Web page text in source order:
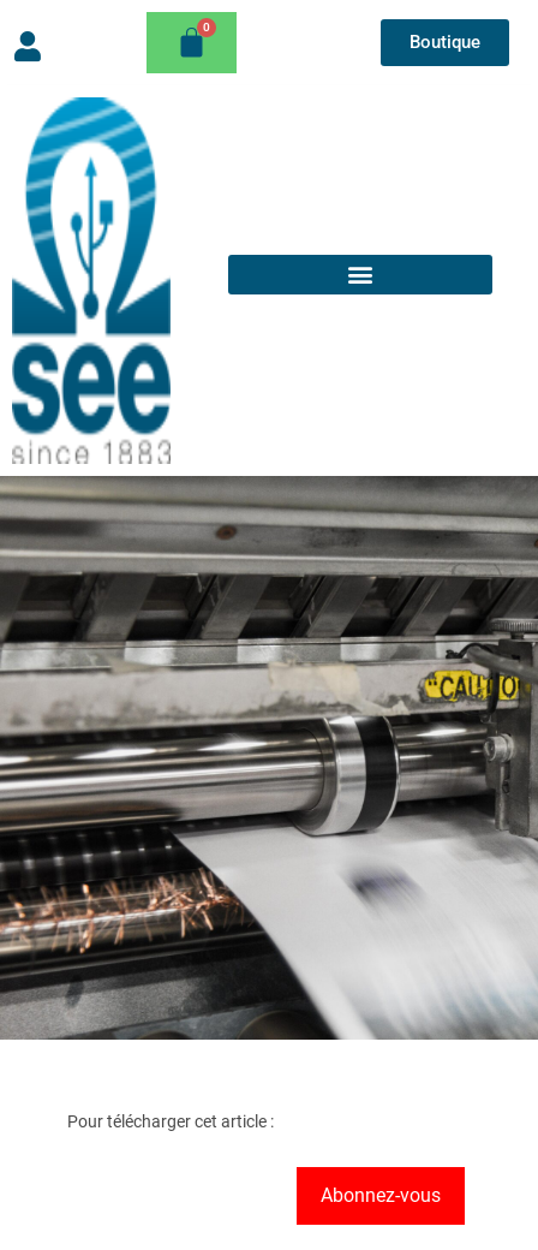
Boutique
Pour télécharger cet article :
Abonnez-vous